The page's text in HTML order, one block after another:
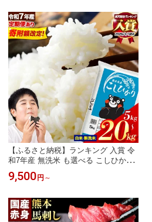
ゃぶしゃぶ肉 すきやき肉 すき焼き
【ふるさと納税】ランキング 入賞 令
和7年産 無洗米 も選べる こしひかり
5kg 10kg 20kg 定期便 12ヶ月 隔月6回
も選べる 熊本県産 ふるさと納税 無洗
おこめ 小分け《出荷時期をお選びく
ださい》
9,500 円 ～